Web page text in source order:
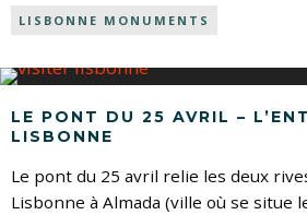
LISBONNE MONUMENTS
LE PONT DU 25 AVRIL –
LISBONNE
Le pont du 25 avril relie les deux
Lisbonne à Almada (ville où se situe